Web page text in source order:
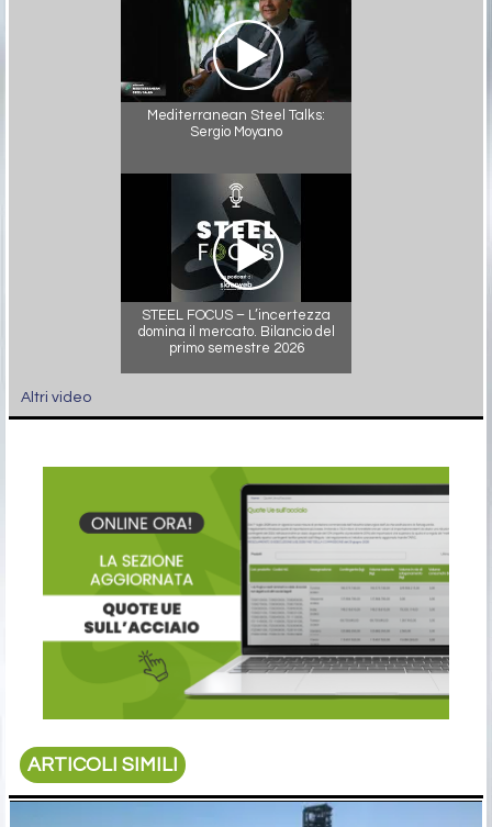
Mediterranean Steel Talks:
Sergio Moyano
STEEL FOCUS – L’incertezza
domina il mercato. Bilancio del
primo semestre 2026
Altri video
ARTICOLI SIMILI